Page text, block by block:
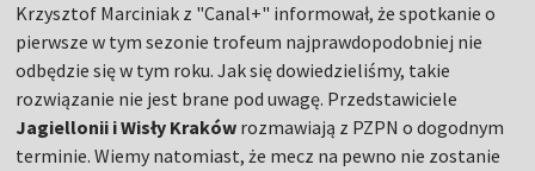
Krzysztof Marciniak z "Canal+" informował, że spotkanie o
pierwsze w tym sezonie trofeum najprawdopodobniej nie
odbędzie się w tym roku. Jak się dowiedzieliśmy, takie
rozwiązanie nie jest brane pod uwagę. Przedstawiciele
Jagiellonii i Wisły Kraków rozmawiają z PZPN o dogodnym
terminie. Wiemy natomiast, że mecz na pewno nie zostanie